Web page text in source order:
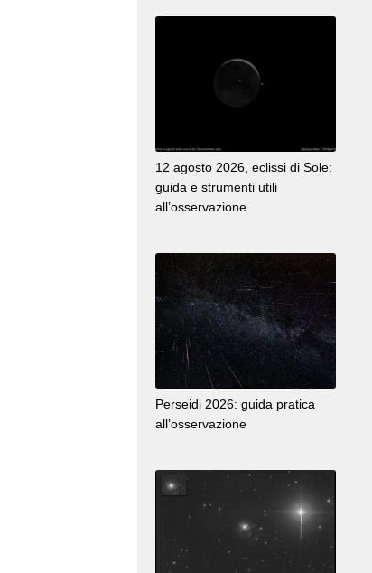
12 agosto 2026, eclissi di Sole:
guida e strumenti utili
all’osservazione
Perseidi 2026: guida pratica
all’osservazione